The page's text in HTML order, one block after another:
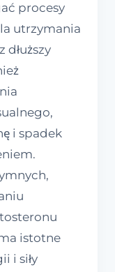
procesy
utrzymania
dłuższy
i spadek
istotne
i siły